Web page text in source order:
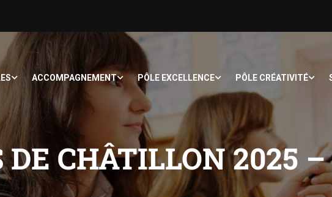
ACCOMPAGNEMENT PÔLE EXCELLENCE PÔLE CRÉATIVITÉ
DE CHÂTILLON 2025 –